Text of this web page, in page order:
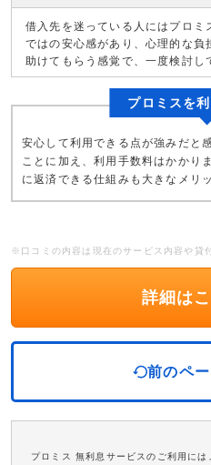
借入先を迷っている人にはプロミ
ではの安心感があり、心理的な負
助けてもらう感覚で、一度検討し
プロミスを
安心して利用できる点が強みだと
ことに加え、利用手数料はかかり
に返済できる仕組みも大きなメリ
※口コミの内容は現在のサービス内容や貸
詳細は
前のペ
プロミス 無利息サービスのご利用に